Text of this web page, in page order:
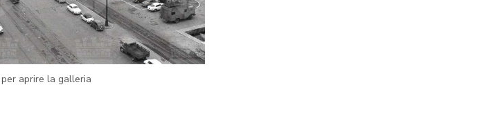
per aprire la galleria